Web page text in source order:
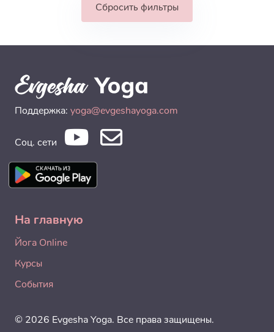
Сбросить фильтры
Поддержка: yoga@evgeshayoga.com
Соц. сети
На главную
Йога Online
Курсы
События
© 2026 Evgesha Yoga. Все права защищены.